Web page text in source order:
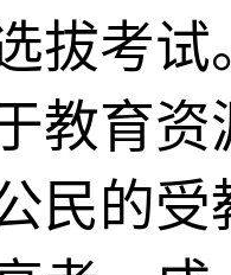
拔考
教育
民的